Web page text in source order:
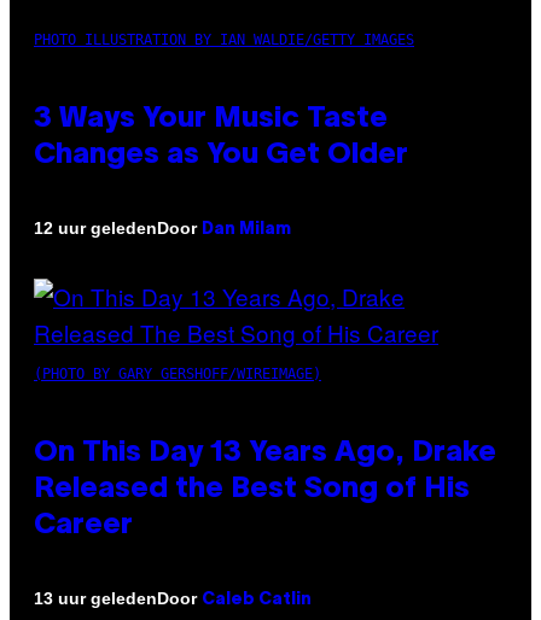
PHOTO ILLUSTRATION BY IAN WALDIE/GETTY IMAGES
3 Ways Your Music Taste
Changes as You Get Older
12 uur geledenDoor Dan Milam
(PHOTO BY GARY GERSHOFF/WIREIMAGE)
On This Day 13 Years Ago, Drake
Released the Best Song of His
Career
13 uur geledenDoor Caleb Catlin